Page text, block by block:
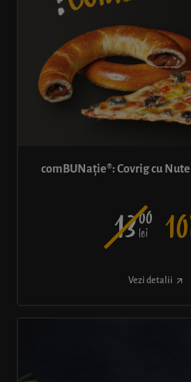
comBUNație®: Covrig cu
1300
lei 10
Vezi detalii